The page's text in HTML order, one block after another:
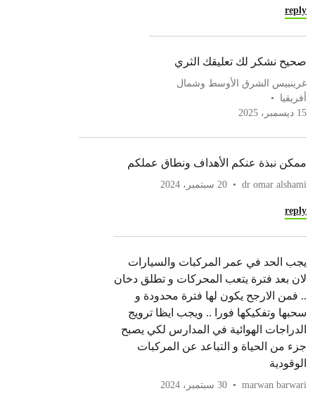
reply
صحيح نشكر لك تعليقك الثري
غرينبيس الشرق الأوسط وشمال
أفريقيا
15 ديسمبر، 2025
ممكن نبذة عنكم الأهداف ونطاق عملكم
dr omar alshami 20 سبتمبر، 2024
reply
يجب الحد في عمر المركبات والسيارات
لان بعد فترة يتعب المحركات و تطلق دخان
.. فمن الارجح يكون لها فترة محدودة و
سحبها وتفكيكها فورا .. ويجب ايظا ترويج
الدراجات الهوائية في المدارس لكي يصبح
جزء من الحياة و التباعد عن المركبات
الوقودية
marwan barwari 30 سبتمبر، 2024